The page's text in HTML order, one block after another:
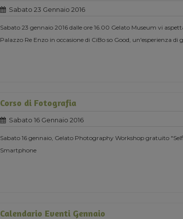
Sabato 23 Gennaio 2016
Sabato 23 gennaio 2016 dalle ore 16.00 Gelato Museum vi
Palazzo Re Enzo in occasione di CiBo so Good, un'esperienza
Corso di Fotografia
Sabato 16 Gennaio 2016
Sabato 16 gennaio, Gelato Photography Workshop gratuito
Smartphone
Calendario Eventi Gennaio